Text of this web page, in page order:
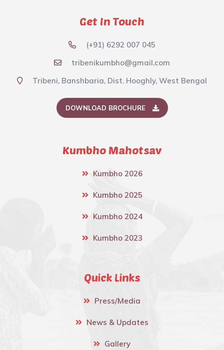
Get In Touch
(+91) 6292 007 045
tribenikumbho@gmail.com
Tribeni, Banshbaria, Dist. Hooghly, West Bengal
DOWNLOAD BROCHURE
Kumbho Mahotsav
Kumbho 2026
Kumbho 2025
Kumbho 2024
Kumbho 2023
Quick Links
Press/Media
News & Updates
Gallery